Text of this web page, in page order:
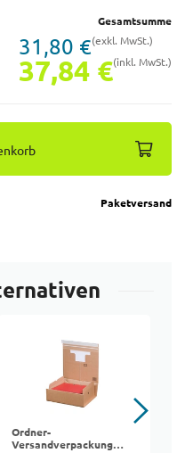
Gesamtsumme
31,80 €(exkl. MwSt.)
37,84 €(inkl. MwSt.)
Paketversand
Ordner-
Versandverpackung